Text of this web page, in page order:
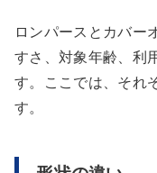
ロンパースとカバー
すさ、対象年齢、利
す。ここでは、それ
す。